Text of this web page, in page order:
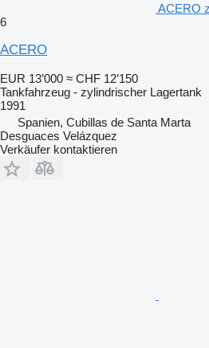
ACERO
6
ACERO
EUR 13’000 ≈ CHF 12’150
Tankfahrzeug - zylindrischer Lagertank
1991
Spanien, Cubillas de Santa Marta
Desguaces Velázquez
Verkäufer kontaktieren